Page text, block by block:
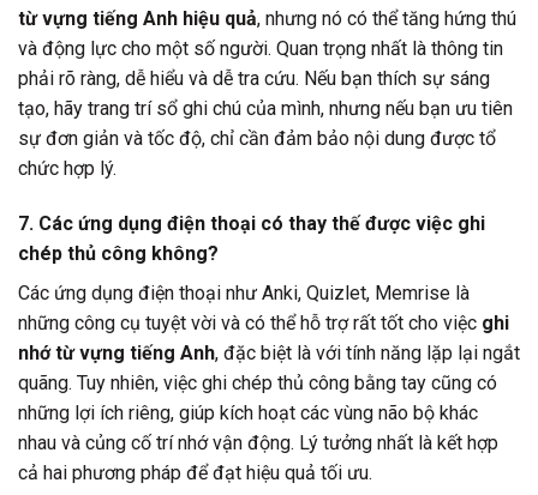
từ vựng tiếng Anh hiệu quả, nhưng nó có thể tăng hứng thú
và động lực cho một số người. Quan trọng nhất là thông tin
phải rõ ràng, dễ hiểu và dễ tra cứu. Nếu bạn thích sự sáng
tạo, hãy trang trí sổ ghi chú của mình, nhưng nếu bạn ưu tiên
sự đơn giản và tốc độ, chỉ cần đảm bảo nội dung được tổ
chức hợp lý.
7. Các ứng dụng điện thoại có thay thế được việc ghi
chép thủ công không?
Các ứng dụng điện thoại như Anki, Quizlet, Memrise là
những công cụ tuyệt vời và có thể hỗ trợ rất tốt cho việc ghi
nhớ từ vựng tiếng Anh, đặc biệt là với tính năng lặp lại ngắt
quãng. Tuy nhiên, việc ghi chép thủ công bằng tay cũng có
những lợi ích riêng, giúp kích hoạt các vùng não bộ khác
nhau và củng cố trí nhớ vận động. Lý tưởng nhất là kết hợp
cả hai phương pháp để đạt hiệu quả tối ưu.